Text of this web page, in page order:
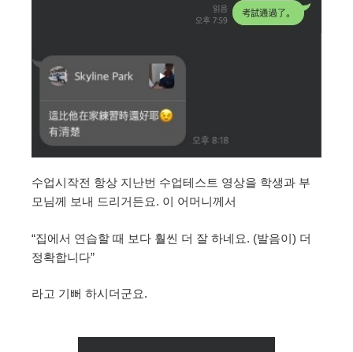
수업시작전 항상 지난번 수업테스트 영상을 학생과 부
모님께 보내 드리거든요. 이 어머니께서
“집에서 연습할 때 보다 훨씬 더 잘 하네요. (발음이) 더
정확합니다”
라고 기뻐 하시더군요.